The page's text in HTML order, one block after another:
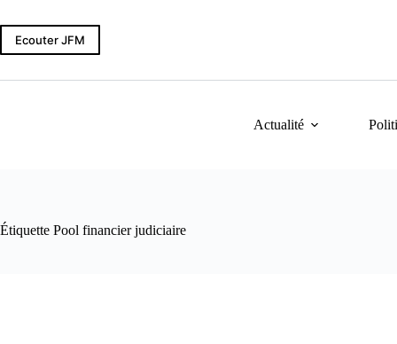
au
contenu
Ecouter JFM
Actualité
Étiquette Pool financier judiciaire